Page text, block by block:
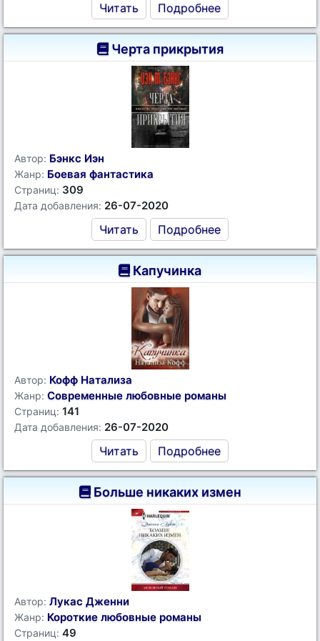
Читать Подробнее
Черта прикрытия
Автор: Бэнкс Иэн
Жанр: Боевая фантастика
Страниц: 309
Дата добавления: 26-07-2020
Читать Подробнее
Капучинка
Автор: Кофф Натализа
Жанр: Современные любовные романы
Страниц: 141
Дата добавления: 26-07-2020
Читать Подробнее
Больше никаких измен
Автор: Лукас Дженни
Жанр: Короткие любовные романы
Страниц: 49